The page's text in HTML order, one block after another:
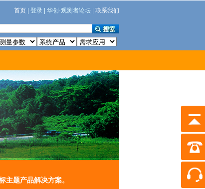
首页 | 登录 | 华创·观测者论坛 | 联系我们
题产品解决方案。